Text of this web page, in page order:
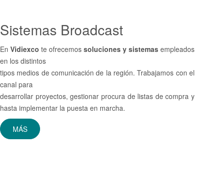
Sistemas Broadcast
En Vidiexco te ofrecemos soluciones y sistemas empleados
en los distintos
tipos medios de comunicación de la región. Trabajamos con el
canal para
desarrollar proyectos, gestionar procura de listas de compra y
hasta implementar la puesta en marcha.
MÁS